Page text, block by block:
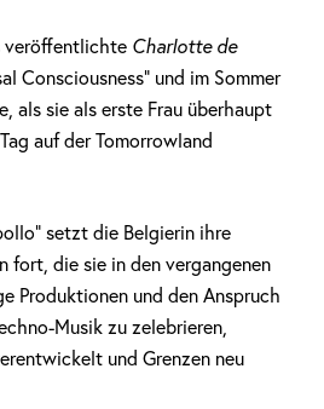
veröffentlichte Charlotte de
Consciousness“ und im Sommer
als sie als erste Frau überhaupt
auf der Tomorrowland
setzt die Belgierin ihre
fort, die sie in den vergangenen
Produktionen und den Anspruch
Musik zu zelebrieren,
und Grenzen neu